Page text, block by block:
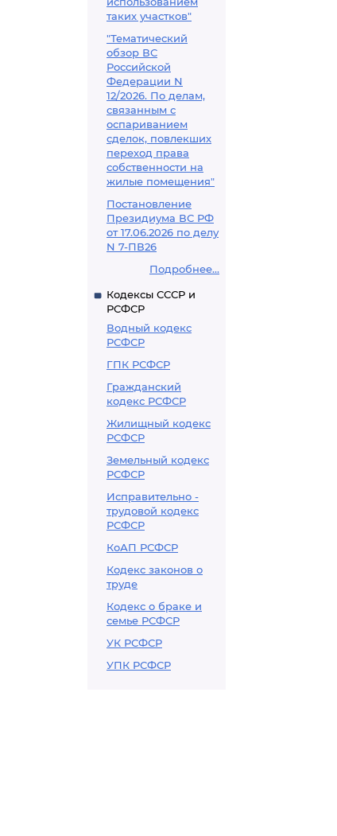
таких участков"
"Тематический
обзор ВС
Российской
Федерации N
12/2026. По делам,
связанным с
оспариванием
сделок, повлекших
переход права
собственности на
жилые помещения"
Постановление
Президиума ВС РФ
от 17.06.2026 по делу
N 7-ПВ26
Подробнее...
Кодексы СССР и
РСФСР
Водный кодекс
РСФСР
ГПК РСФСР
Гражданский
кодекс РСФСР
Жилищный кодекс
РСФСР
Земельный кодекс
РСФСР
Исправительно -
трудовой кодекс
РСФСР
КоАП РСФСР
Кодекс законов о
труде
Кодекс о браке и
семье РСФСР
УК РСФСР
УПК РСФСР